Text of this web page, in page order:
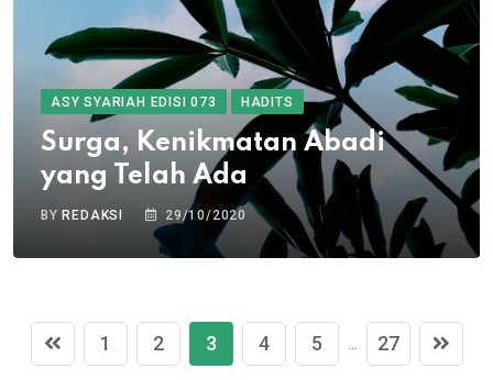
ASY SYARIAH EDISI 073 HADITS
Surga, Kenikmatan Abadi
yang Telah Ada
BY REDAKSI 29/10/2020
1 2 3 4 5 ... 27